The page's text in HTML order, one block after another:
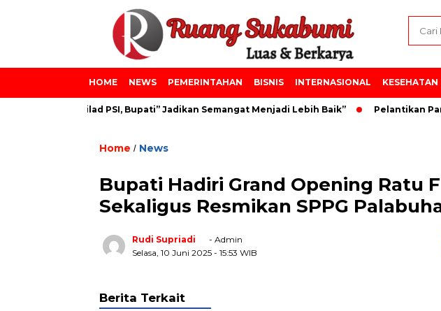
HOME NEWS PEMERINTAHAN BISNIS INTERNASIONAL KESEHATAN
dan Milad PSI, Bupati” Jadikan Semangat Menjadi Lebih Baik” Pelantikan
Home / News
Bupati Hadiri Grand Opening Ratu
Sekaligus Resmikan SPPG
Rudi Supriadi
- Admin
Selasa, 10 Juni 2025 - 15:53 WIB
Berita Terkait